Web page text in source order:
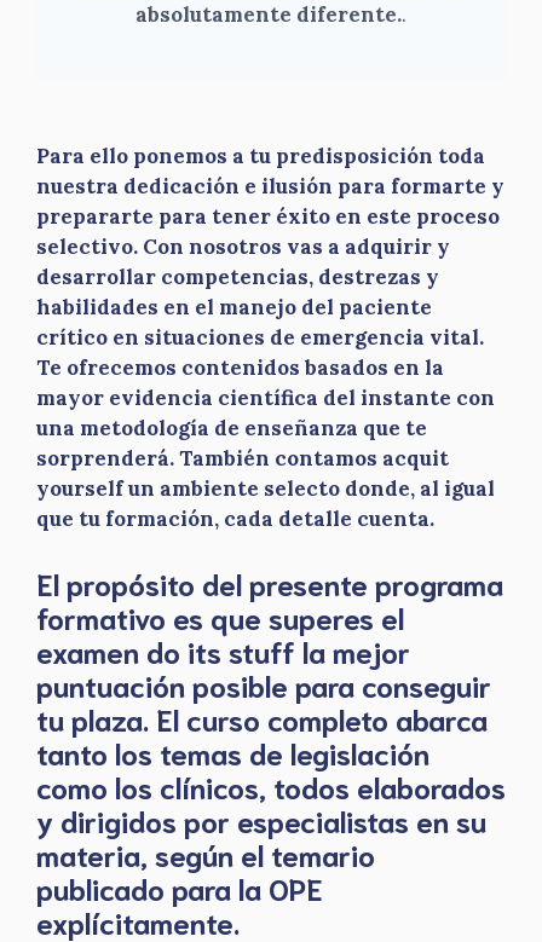
absolutamente diferente..
Para ello ponemos a tu predisposición toda
nuestra dedicación e ilusión para formarte y
prepararte para tener éxito en este proceso
selectivo. Con nosotros vas a adquirir y
desarrollar competencias, destrezas y
habilidades en el manejo del paciente
crítico en situaciones de emergencia vital.
Te ofrecemos contenidos basados en la
mayor evidencia científica del instante con
una metodología de enseñanza que te
sorprenderá. También contamos acquit
yourself un ambiente selecto donde, al igual
que tu formación, cada detalle cuenta.
El propósito del presente programa
formativo es que superes el
examen do its stuff la mejor
puntuación posible para conseguir
tu plaza. El curso completo abarca
tanto los temas de legislación
como los clínicos, todos elaborados
y dirigidos por especialistas en su
materia, según el temario
publicado para la OPE
explícitamente.